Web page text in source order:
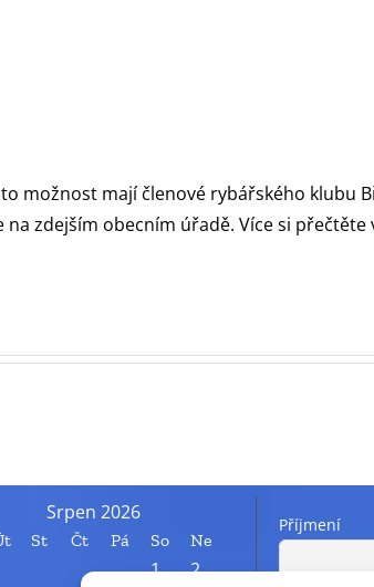
možnost mají členové rybářského klubu
zdejším obecním úřadě. Více si přečtěte
Srpen 2026
St Čt Pá So Ne
1 2
Příjmení